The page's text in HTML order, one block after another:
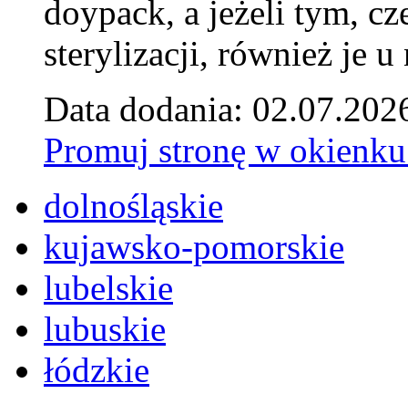
doypack, a jeżeli tym,
sterylizacji, również je u
Data dodania:
Promuj stronę w
dolnośląskie
kujawsko-pomorskie
lubelskie
lubuskie
łódzkie